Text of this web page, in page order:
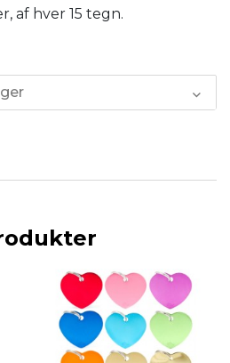
af hver 15 tegn.